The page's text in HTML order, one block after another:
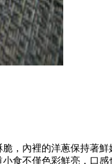
，內裡的洋蔥保持著
食不僅色彩鮮亮，口